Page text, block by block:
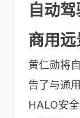
自动
商用远
黄仁勋将
告了与通
HALO安